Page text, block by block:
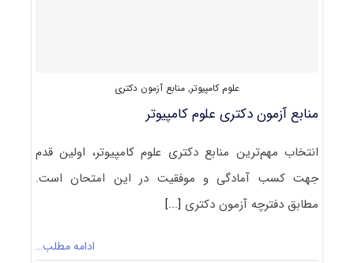
علوم کامپیوتر, منابع آزمون دکتری
منابع آزمون دکتری علوم کامپیوتر
انتخاب مهم‌ترین منابع دکتری علوم کامپیوتر، اولین قدم
جهت کسب آمادگی و موفقیت در این امتحان است.
مطابق دفترچه آزمون دکتری [...]
ادامه مطلب…